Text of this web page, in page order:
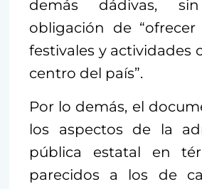
demás dádivas,
obligación de
festivales y actividades
centro del país”.
Por lo demás, el
los aspectos de la
pública estatal en
parecidos a los de